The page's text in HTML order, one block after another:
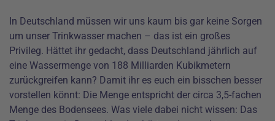
In Deutschland müssen wir uns kaum bis gar keine Sorgen
um unser Trinkwasser machen – das ist ein großes
Privileg. Hättet ihr gedacht, dass Deutschland jährlich auf
eine Wassermenge von 188 Milliarden Kubikmetern
zurückgreifen kann? Damit ihr es euch ein bisschen besser
vorstellen könnt: Die Menge entspricht der circa 3,5-fachen
Menge des Bodensees. Was viele dabei nicht wissen: Das